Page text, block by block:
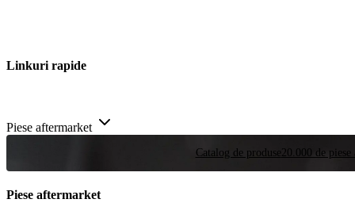
Linkuri rapide
Piese aftermarket
Catalog de produse 20.000 de
Piese aftermarket